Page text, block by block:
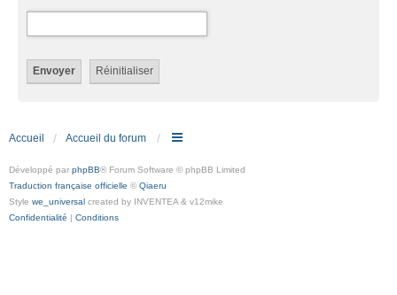
Accueil Accueil du forum
Développé par phpBB® Forum Software © phpBB Limited
Traduction française officielle © Qiaeru
Style we_universal created by INVENTEA & v12mike
Confidentialité | Conditions